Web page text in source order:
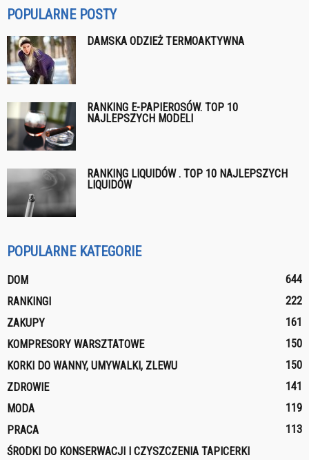
POPULARNE POSTY
DAMSKA ODZIEŻ TERMOAKTYWNA
RANKING E-PAPIEROSÓW. TOP 10
NAJLEPSZYCH MODELI
RANKING LIQUIDÓW . TOP 10 NAJLEPSZYCH
LIQUIDÓW
POPULARNE KATEGORIE
DOM
644
RANKINGI
222
ZAKUPY
161
KOMPRESORY WARSZTATOWE
150
KORKI DO WANNY, UMYWALKI, ZLEWU
150
ZDROWIE
141
MODA
119
PRACA
113
ŚRODKI DO KONSERWACJI I CZYSZCZENIA TAPICERKI